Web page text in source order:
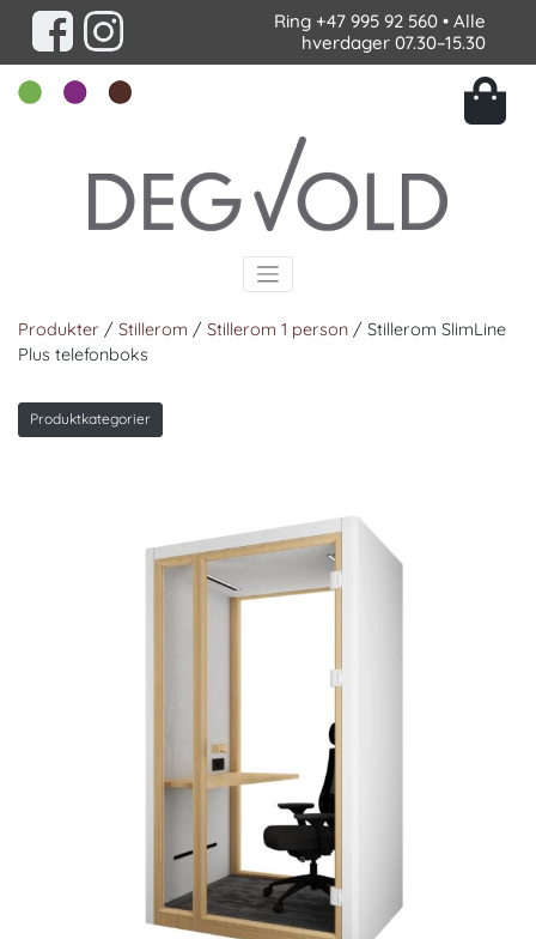
Ring +47 995 92 560 • Alle
hverdager 07.30–15.30
Produkter / Stillerom / Stillerom 1 person / Stillerom SlimLine
Plus telefonboks
Produktkategorier